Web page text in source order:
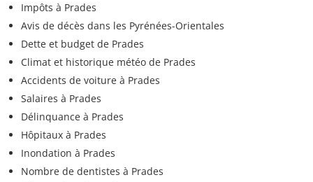
Impôts à Prades
Avis de décès dans les Pyrénées-Orientales
Dette et budget de Prades
Climat et historique météo de Prades
Accidents de voiture à Prades
Salaires à Prades
Délinquance à Prades
Hôpitaux à Prades
Inondation à Prades
Nombre de dentistes à Prades